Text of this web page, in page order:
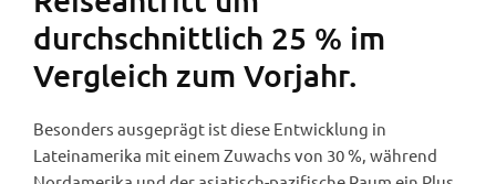
durchschnittlich 25 % im
Vergleich zum Vorjahr.
Besonders ausgeprägt ist diese Entwicklung in
Lateinamerika mit einem Zuwachs von 30 %, während